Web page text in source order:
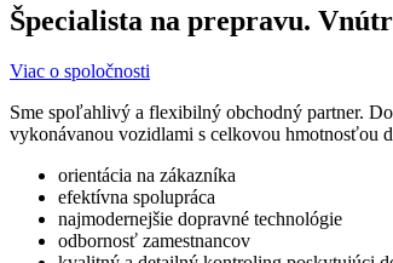
Špecialista na prepravu.
Viac o spoločnosti
Sme spoľahlivý a flexibilný obchodný partner.
vykonávanou vozidlami s celkovou hmotnosťou
orientácia na zákazníka
efektívna spolupráca
najmodernejšie dopravné technológie
odbornosť zamestnancov